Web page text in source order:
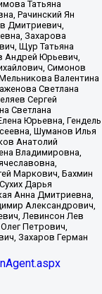
Татьяна
Рачинский Ян
Дмитриевич,
Захарова
Щур Татьяна
Андрей Юрьевич,
Симонов
Валентина
Светлана
Сергей
Светлана
Юрьевна, Гендель
Шуманов Илья
Анатолий
Владимировна,
Маркович, Бахмин
Дарья
Анна Дмитриевна,
Александрович,
Левинсон Лев
Петрович,
Захаров Герман